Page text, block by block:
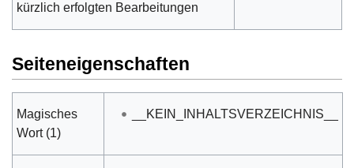
kürzlich erfolgten Bearbeitungen
Seiteneigenschaften
Magisches
Wort (1)
__KEIN_INHALTSVERZEICHNIS__